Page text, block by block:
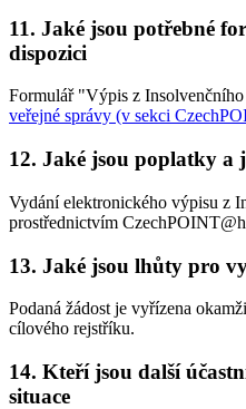
11. Jaké jsou potřebné
dispozici
Formulář "Výpis z
veřejné správy (v sekci
12. Jaké jsou poplatky a
Vydání elektronického výpisu z
prostřednictvím
13. Jaké jsou lhůty pro
Podaná žádost je vyřízena
cílového rejstříku.
14. Kteří jsou další
situace